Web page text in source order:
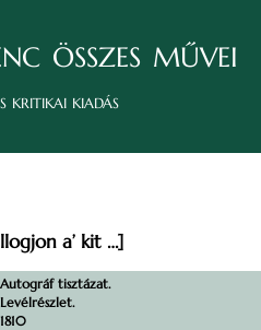
összes művei
kritikai kiadás
a’ kit …]
Autográf tisztázat.
Levélrészlet.
1810